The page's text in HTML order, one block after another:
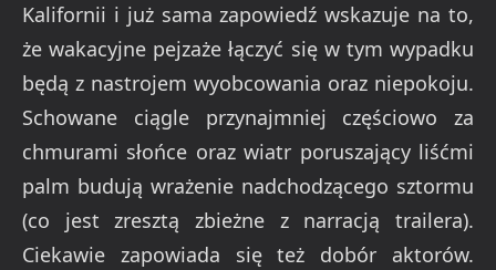
Kalifornii i już sama zapowiedź wskazuje na to,
że wakacyjne pejzaże łączyć się w tym wypadku
będą z nastrojem wyobcowania oraz niepokoju.
Schowane ciągle przynajmniej częściowo za
chmurami słońce oraz wiatr poruszający liśćmi
palm budują wrażenie nadchodzącego sztormu
(co jest zresztą zbieżne z narracją trailera).
Ciekawie zapowiada się też dobór aktorów.